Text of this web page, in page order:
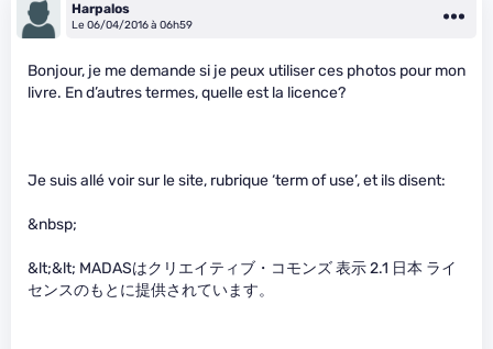
Harpalos
Le 06/04/2016 à 06h59
Bonjour, je me demande si je peux utiliser ces photos pour mon
livre. En d’autres termes, quelle est la licence?
Je suis allé voir sur le site, rubrique ‘term of use’, et ils disent:
&nbsp;
&lt;&lt; MADASはクリエイティブ・コモンズ 表示 2.1 日本 ライ
センスのもとに提供されています。